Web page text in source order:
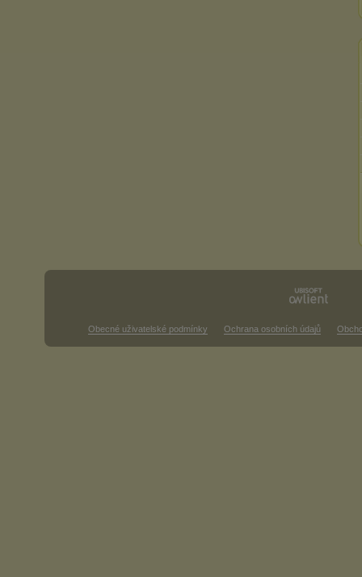
Obecné uživatelské podmínky Ochrana osobních údajů